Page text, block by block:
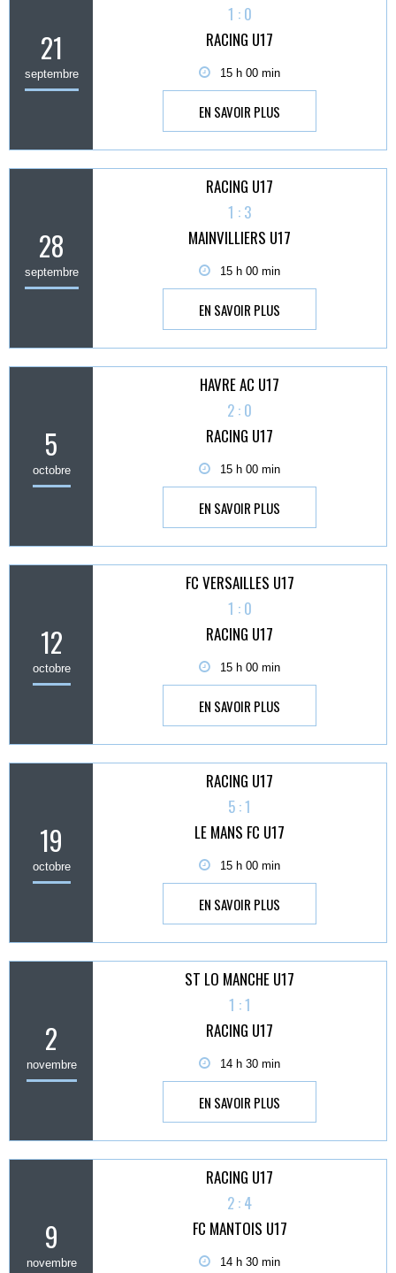
21
septembre
1 : 0
RACING U17
15 h 00 min
EN SAVOIR PLUS
28
septembre
RACING U17
1 : 3
MAINVILLIERS U17
15 h 00 min
EN SAVOIR PLUS
5
octobre
HAVRE AC U17
2 : 0
RACING U17
15 h 00 min
EN SAVOIR PLUS
12
octobre
FC VERSAILLES U17
1 : 0
RACING U17
15 h 00 min
EN SAVOIR PLUS
19
octobre
RACING U17
5 : 1
LE MANS FC U17
15 h 00 min
EN SAVOIR PLUS
2
novembre
ST LO MANCHE U17
1 : 1
RACING U17
14 h 30 min
EN SAVOIR PLUS
9
novembre
RACING U17
2 : 4
FC MANTOIS U17
14 h 30 min